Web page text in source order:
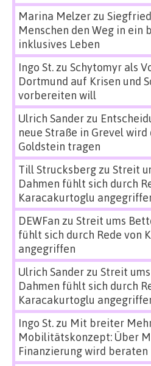
Marina Melzerzu
Menschen den Weg in ein
inklusives Leben
Ingo St.zu Schytomyr als
Dortmund auf Krisen und
vorbereiten will
Ulrich Sanderzu
neue Straße in Grevel
Goldstein tragen
Till Strucksbergzu Streit
Dahmen fühlt sich durch
Karacakurtoglu
DEWFan zu Streit ums
fühlt sich durch Rede von
angegriffen
Ulrich Sanderzu Streit
Dahmen fühlt sich durch
Karacakurtoglu
Ingo St.zu Mit breiter
Mobilitätskonzept: Über
Finanzierung wird beraten